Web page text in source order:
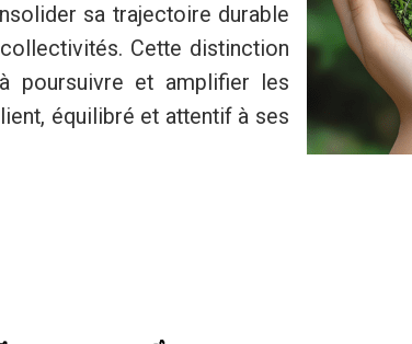
sa trajectoire durable
Cette distinction
poursuivre et amplifier les
équilibré et attentif à ses